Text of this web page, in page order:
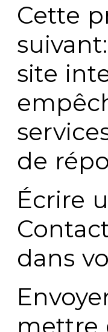
Cette
site
de
Écrire
dans
mettre